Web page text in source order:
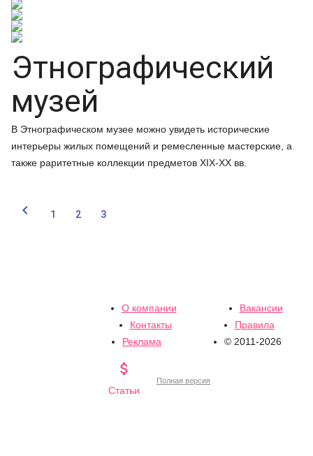
Этнографический
музей
В Этнографическом музее можно увидеть исторические
интерьеры жилых помещений и ремесленные мастерские, а
также раритетные коллекции предметов XIX-XX вв.
 1 2 3
О компании
Вакансии
Контакты
Правила
Реклама
© 2011-2026

Статьи
Полная версия